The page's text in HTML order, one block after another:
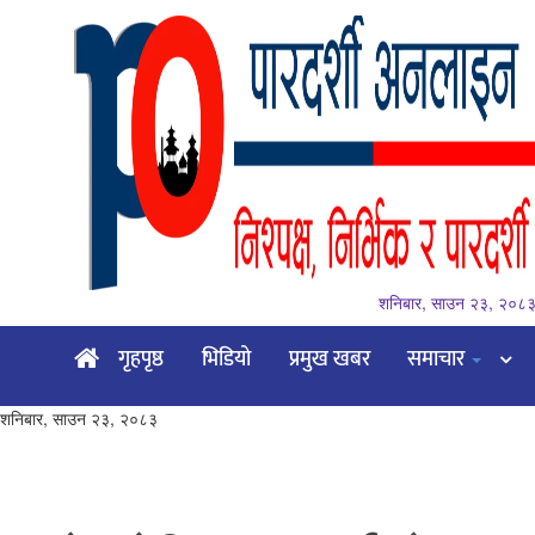
गृहपृष्ठ
प्रमुख
शनिबार, साउन २३, २०८३
गृहपृष्ठ भिडियो प्रमुख खबर समाचार
शनिबार, साउन २३, २०८३